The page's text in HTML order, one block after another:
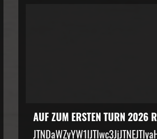
AUF ZUM ERSTEN TURN 2026